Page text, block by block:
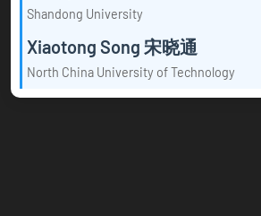
Shandong University
Xiaotong Song 宋晓通
North China University of Technology